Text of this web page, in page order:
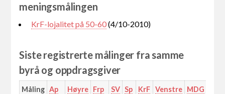
meningsmålingen
KrF-lojalitet på 50-60(4/10-2010)
Siste registrerte målinger fra samme
byrå og oppdragsgiver
Måling Ap Høyre Frp SV Sp KrF Venstre MDG